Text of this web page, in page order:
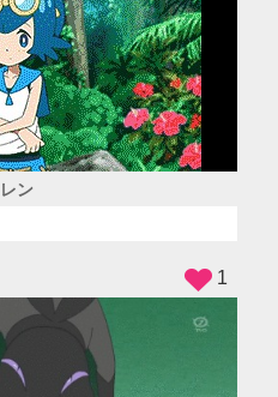
ン
1